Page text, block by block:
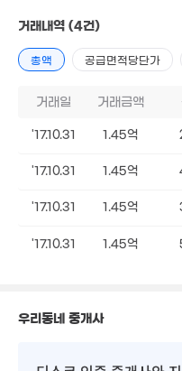
거래내역 (4건)
총액 공급면적당단가
거래일 거래금액
'17.10.31 1.45억
'17.10.31 1.45억
'17.10.31 1.45억
'17.10.31 1.45억
우리동네 중개사